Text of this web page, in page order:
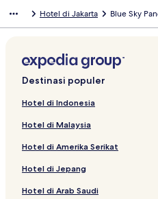
Hotel di Jakarta Blue Sky
Destinasi populer
Hotel di Indonesia
Hotel di Malaysia
Hotel di Amerika Serikat
Hotel di Jepang
Hotel di Arab Saudi